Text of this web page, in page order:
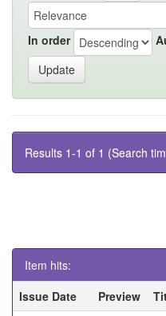
In order
Results 1-1 of 1 (Search
Item hits:
Issue Date
Preview